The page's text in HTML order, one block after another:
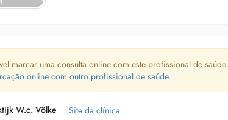
marcar uma consulta online com este profissional de saúde.
online com outro profissional de saúde.
W.c. Völke
Site da clínica